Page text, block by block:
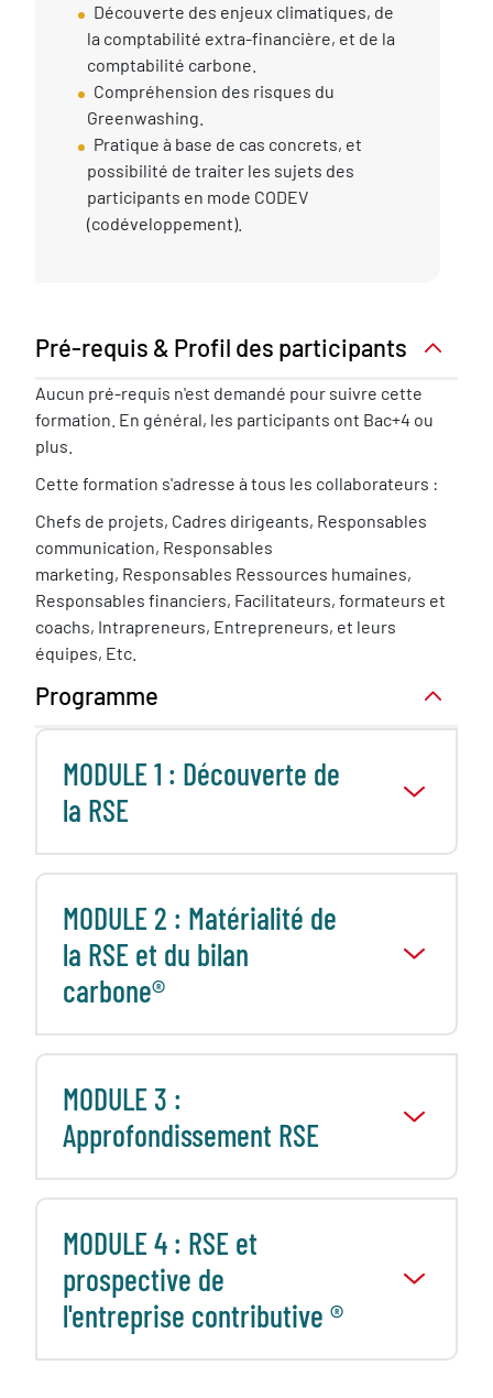
Découverte des enjeux climatiques, de
la comptabilité extra-financière, et de la
comptabilité carbone.
Compréhension des risques du
Greenwashing.
Pratique à base de cas concrets, et
possibilité de traiter les sujets des
participants en mode CODEV
(codéveloppement).
Pré-requis & Profil des participants
Pré-
requis
nécessaire
Aucun pré-requis n'est demandé pour suivre cette
formation. En général, les participants ont Bac+4 ou
plus.
Cette formation s'adresse à tous les collaborateurs :
Chefs de projets, Cadres dirigeants, Responsables
communication, Responsables
marketing, Responsables Ressources humaines,
Responsables financiers, Facilitateurs, formateurs et
coachs, Intrapreneurs, Entrepreneurs, et leurs
équipes, Etc.
Programme
MODULE 1 : Découverte de
la RSE
MODULE 2 : Matérialité de
la RSE et du bilan
carbone®
MODULE 3 :
Approfondissement RSE
MODULE 4 : RSE et
prospective de
l'entreprise contributive ®